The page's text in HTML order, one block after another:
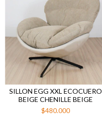
SILLON EGG XXL ECOCUERO
BEIGE CHENILLE BEIGE
$480.000